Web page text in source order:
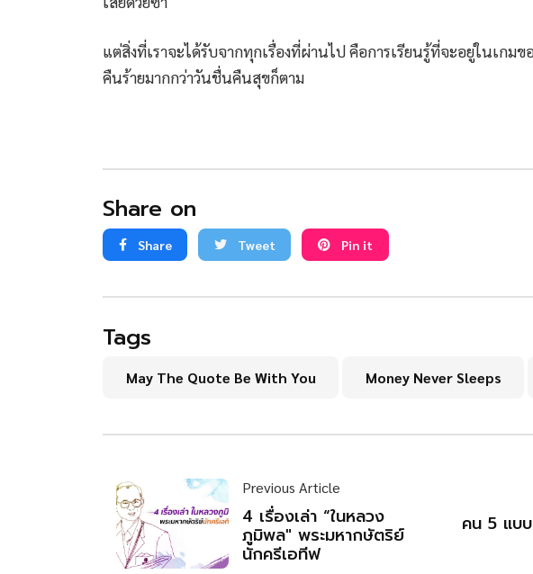
แต่สิ่งที่เราจะได้รับจากทุกเรื่องที่ผ่านไป คือการเรียนรู้ที่จะอยู่ในเกม
คืนร้ายมากกว่าวันชื่นคืนสุขก็ตาม
Share on
Share Tweet Pin it
Tags
May The Quote Be With You Money Never Sleeps
Previous Article
4 เรื่องเล่า “ในหลวง
ภูมิพล" พระมหากษัตริย์
นักครีเอทีฟ
คน 5 แบ